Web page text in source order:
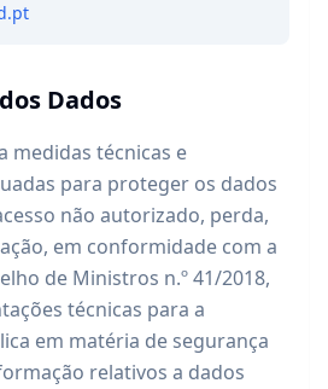
Dados
medidas técnicas e
para proteger os dados
não autorizado, perda,
em conformidade com a
de Ministros n.º 41/2018,
técnicas para a
em matéria de segurança
relativos a dados